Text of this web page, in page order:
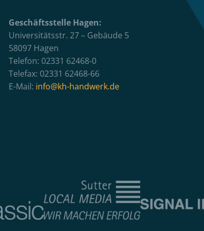
Geschäftsstelle Hagen:
Universitätsstr. 27 – Gebäude 5
58097 Hagen
Telefon: 02331 62468-0
Telefax: 02331 62468-66
E-Mail: info@kh-handwerk.de